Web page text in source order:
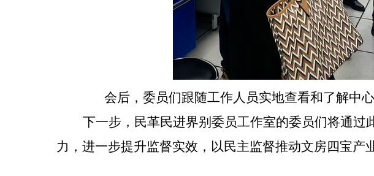
会后，委员们跟随工作人员实地查看和了解中心
下一步，民革民进界别委员工作室的委员们将通
力，进一步提升监督实效，以民主监督推动文房四宝产